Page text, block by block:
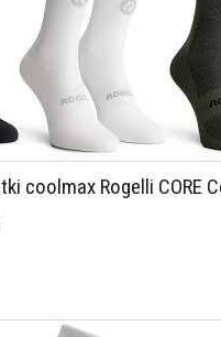
coolmax Rogelli CORE